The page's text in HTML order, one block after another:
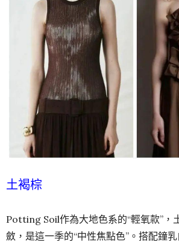
土褐棕
Potting Soil作為大地色系的“輕氧款”，
斂，是這一季的“中性焦點色”。搭配鐘